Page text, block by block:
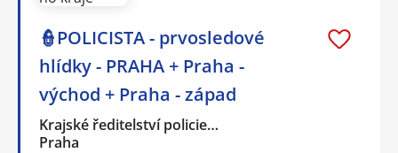
👮POLICISTA - prvosledové
hlídky - PRAHA + Praha -
východ + Praha - západ
Krajské ředitelství policie…
Praha